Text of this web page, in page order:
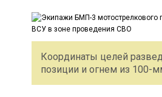
Координаты целей
позиции и огнем из 100-